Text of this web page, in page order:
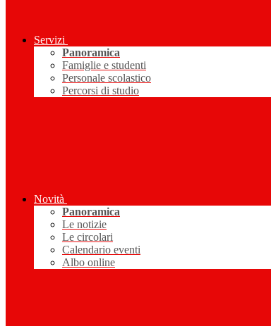
Servizi
Panoramica
Famiglie e studenti
Personale scolastico
Percorsi di studio
Novità
Panoramica
Le notizie
Le circolari
Calendario eventi
Albo online